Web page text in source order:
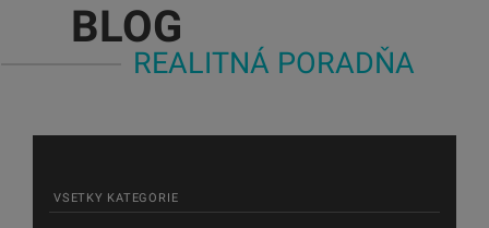
BLOG
REALITNÁ PORADŇA